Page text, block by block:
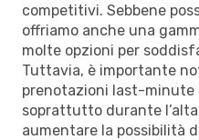
competitivi. Sebbene
offriamo anche una
molte opzioni per
Tuttavia, è importante
prenotazioni last-minute
soprattutto durante
aumentare la possibilità